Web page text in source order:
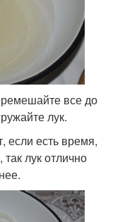
все до
лук.
если есть время,
лук отлично